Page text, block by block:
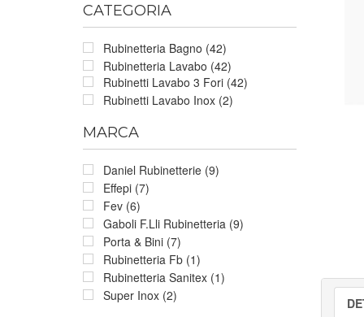
CATEGORIA
Rubinetteria Bagno (42)
Rubinetteria Lavabo (42)
Rubinetti Lavabo 3 Fori (42)
Rubinetti Lavabo Inox (2)
MARCA
Daniel Rubinetterie (9)
Effepi (7)
Fev (6)
Gaboli F.Lli Rubinetteria (9)
Porta & Bini (7)
Rubinetteria Fb (1)
Rubinetteria Sanitex (1)
Super Inox (2)